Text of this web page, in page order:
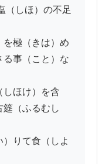
（しほ）の不足
を極（きは）め
る事（こと）な
しほけ）を含
筵（ふるむし
りて食（しよ